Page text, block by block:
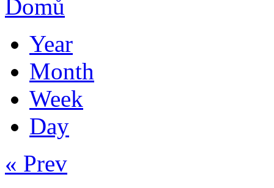
Domů
Year
Month
Week
Day
« Prev